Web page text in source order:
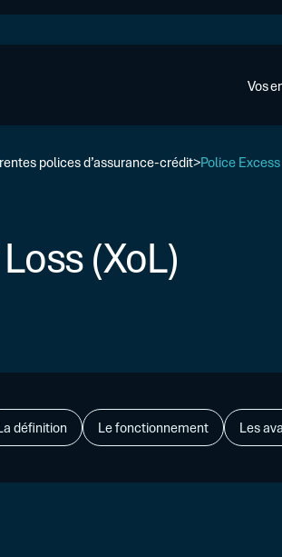
Vos
polices d’assurance-crédit Police
(XoL)
définition Le fonctionnement Les